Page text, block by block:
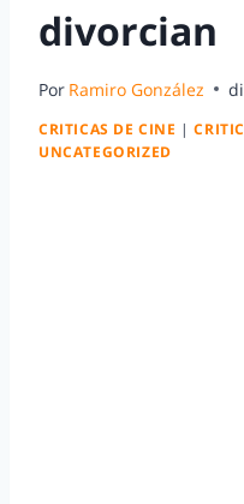
divorcian
Por Ramiro González
CRITICAS DE CINE |
UNCATEGORIZED